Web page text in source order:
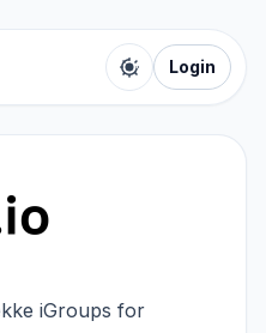
Toggle color
Login
iGroups for